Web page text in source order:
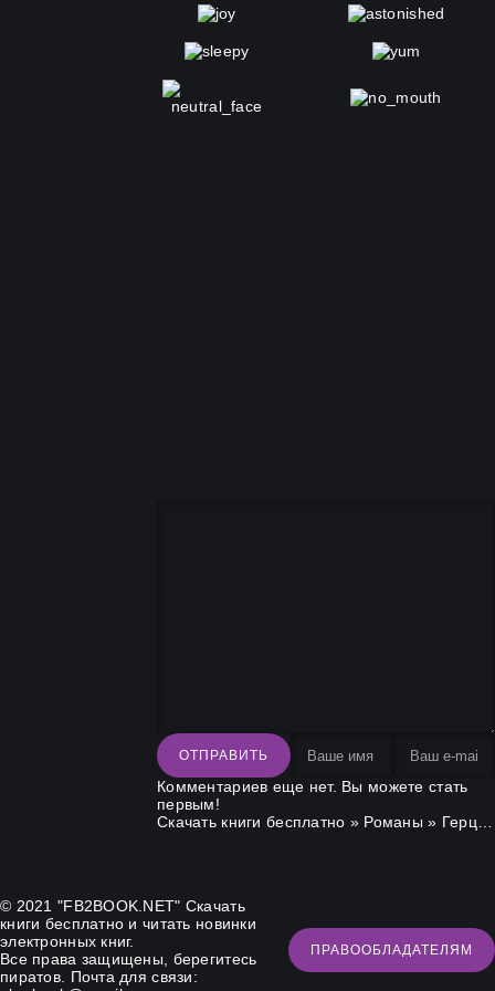
ОТПРАВИТЬ
Комментариев еще нет. Вы можете стать
первым!
Скачать книги бесплатно » Романы » Герцог и я
© 2021 "FB2BOOK.NET" Скачать
книги бесплатно и читать новинки
электронных книг.
Все права защищены, берегитесь
пиратов. Почта для связи:
ПРАВООБЛАДАТЕЛЯМ